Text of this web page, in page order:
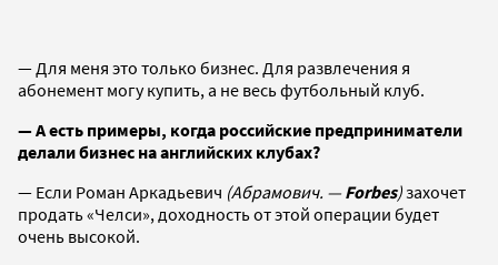
— Для меня это только бизнес. Для развлечения я
абонемент могу купить, а не весь футбольный клуб.
— А есть примеры, когда российские предприниматели
делали бизнес на английских клубах?
— Если Роман Аркадьевич (Абрамович. —Forbes)захочет
продать «Челси», доходность от этой операции будет
очень высокой.